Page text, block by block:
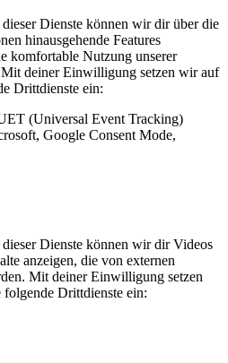
Dienste können wir dir über die
hinausgehende Features
komfortable Nutzung unserer
deiner Einwilligung setzen wir auf
Drittdienste ein:
(Universal Event Tracking)
Google Consent Mode,
Dienste können wir dir Videos
anzeigen, die von externen
Mit deiner Einwilligung setzen
Drittdienste ein: